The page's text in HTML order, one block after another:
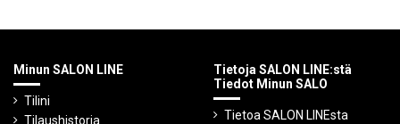
Minun SALON LINE
Tilini
Tilaushistoria
Tietoja SALON LINE:stä
Tiedot Minun SALO
Tietoa SALON LINEsta